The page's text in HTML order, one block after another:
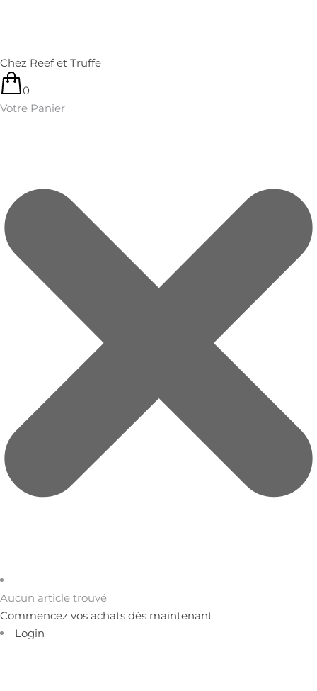
Chez Reef et Truffe
0
Votre Panier
Aucun article trouvé
Commencez vos achats dès maintenant
Login